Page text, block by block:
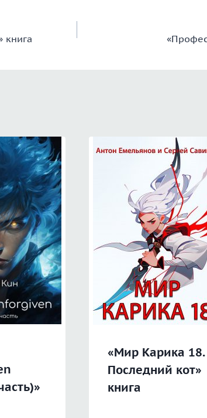
книга
«Мир Карика 18.
Последний кот»
книга